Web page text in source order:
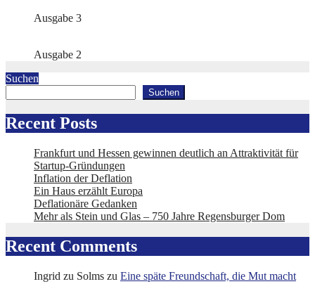
Ausgabe 3
Ausgabe 2
Suchen
Suchen
Recent Posts
Frankfurt und Hessen gewinnen deutlich an Attraktivität für
Startup-Gründungen
Inflation der Deflation
Ein Haus erzählt Europa
Deflationäre Gedanken
Mehr als Stein und Glas – 750 Jahre Regensburger Dom
Recent Comments
Ingrid zu Solms zu Eine späte Freundschaft, die Mut macht